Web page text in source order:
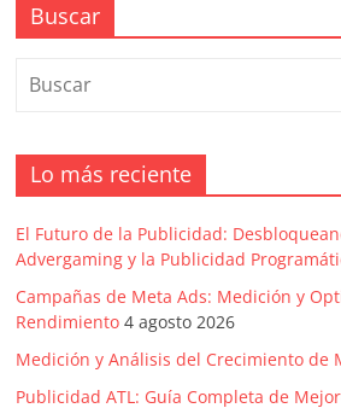
Marketing
|
Noticias
de
Actualidad
y
Buscar
Lo más reciente
El Futuro de la Publicidad:
Advergaming y la Publicidad
Campañas de Meta Ads: Medición y
Rendimiento 4 agosto 2026
Medición y Análisis del Crecimiento de
Publicidad ATL: Guía Completa de